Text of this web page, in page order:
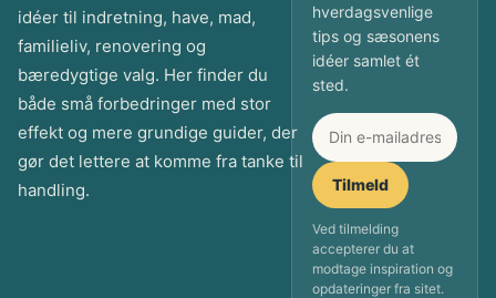
idéer til indretning, have, mad,
familieliv, renovering og
bæredygtige valg. Her finder du
både små forbedringer med stor
effekt og mere grundige guider, der
gør det lettere at komme fra tanke til
handling.
hverdagsvenlige
tips og sæsonens
idéer samlet ét
sted.
Tilmeld
Ved tilmelding
accepterer du at
modtage inspiration og
opdateringer fra sitet.